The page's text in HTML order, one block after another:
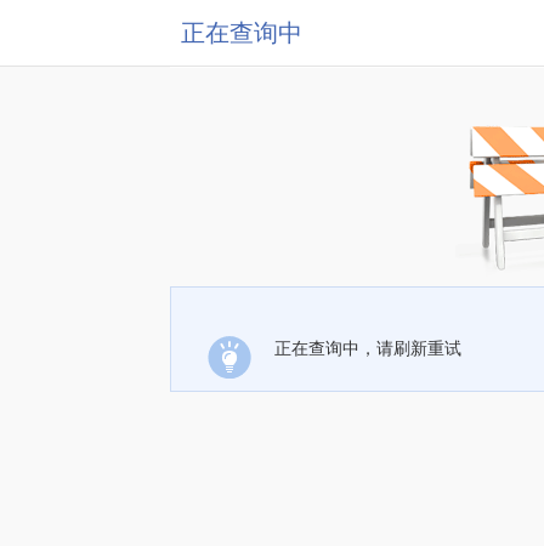
正在查询中
正在查询中，请刷新重试